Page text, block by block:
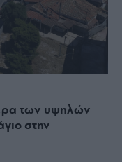
των υψηλών
στην